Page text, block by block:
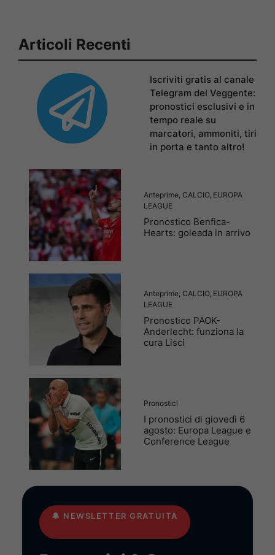
Articoli Recenti
Iscriviti gratis al canale
Telegram del Veggente:
pronostici esclusivi e in
tempo reale su
marcatori, ammoniti, tiri
in porta e tanto altro!
Anteprime CALCIO, EUROPA
LEAGUE
Pronostico Benfica-
Hearts: goleada in arrivo
Anteprime CALCIO, EUROPA
LEAGUE
Pronostico PAOK-
Anderlecht: funziona la
cura Lisci
Pronostici
I pronostici di giovedì 6
agosto: Europa League e
Conference League
🔔 NEWSLETTER GRATUITA